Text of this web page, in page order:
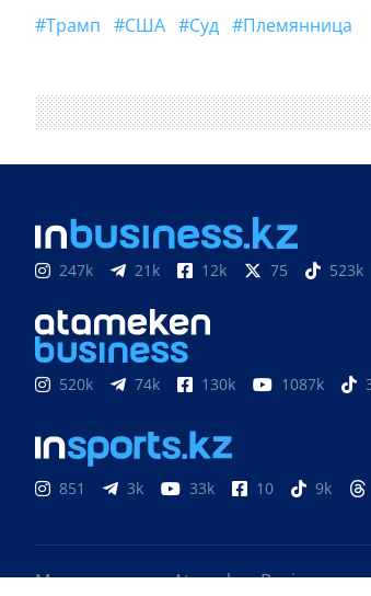
#Трамп #США #суд #Племянница
247k 21k 12k 75 523k
520k 74k 130k 1087k
851 3k 33k 10 9k
Медиахолдинг «Atameken Business»